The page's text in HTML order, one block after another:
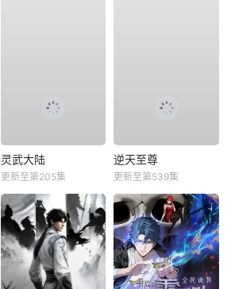
灵武大陆
更新至第205集
逆天至尊
更新至第539集